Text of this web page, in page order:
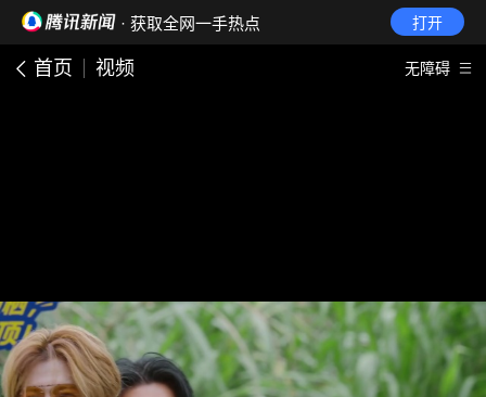
· 获取全网一手热点 打开
首页 视频 无障碍